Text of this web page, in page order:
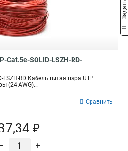
Cat.5e-SOLID-LSZH-RD-
LSZH-RD Кабель витая пара UTP
(24 AWG)...
Сравнить
₽
+